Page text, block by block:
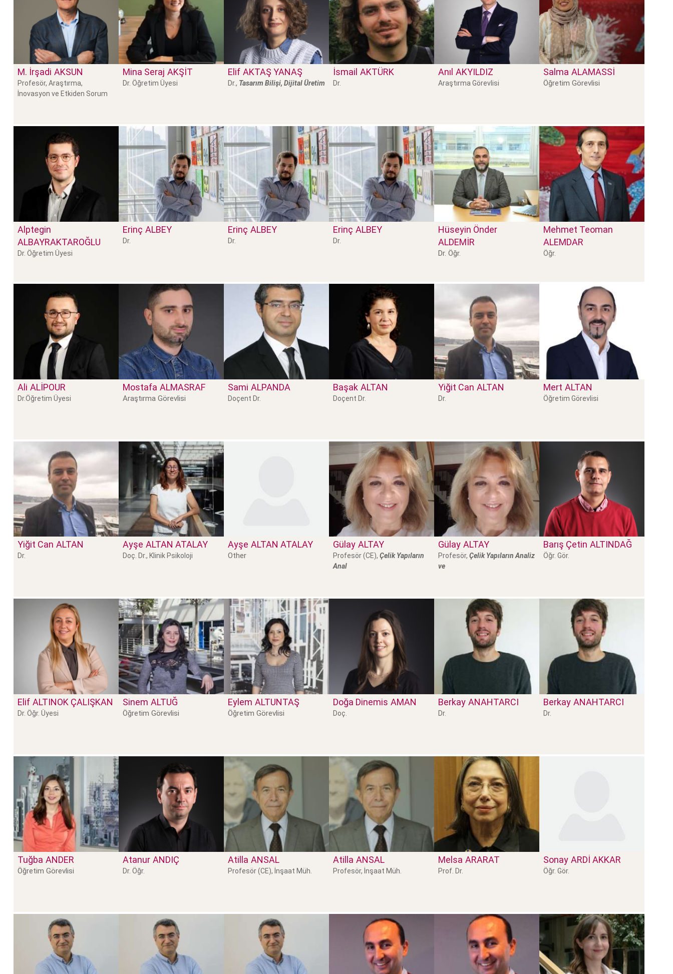
M. İrşadi AKSUN
Profesör, Araştırma,
İnovasyon ve Etkiden Sorum
Mina Seraj AKŞIT
Dr. Öğretim Üyesi
Elif AKTAŞ YANAŞ
Dr., Tasarım Bilişi, Dijital Üretim
İsmail AKTÜRK
Dr.
Anıl AKYILDIZ
Araştırma Görevlisi
Salma ALAMASSI
Öğretim Görevlisi
Alptegin
ALBAYRAKTAROĞLU
Dr. Öğretim Üyesi
Erinç ALBEY
Dr.
Erinç ALBEY
Dr.
Erinç ALBEY
Dr.
Hüseyin Önder
ALDEMİR
Dr. Öğr.
Mehmet Teoman
ALEMDAR
Öğr.
Ali ALIPOUR
Dr.Öğretim Üyesi
Mostafa ALMASRAF
Araştırma Görevlisi
Sami ALPANDA
Doçent Dr.
Başak ALTAN
Doçent Dr.
Yiğit Can ALTAN
Dr.
Mert ALTAN
Öğretim Görevlisi
Yiğit Can ALTAN
Dr.
Ayşe ALTAN ATALAY
Doç. Dr., Klinik Psikoloji
Ayşe ALTAN ATALAY
Other
Gülay ALTAY
Profesör (CE), Çelik Yapıların
Anal
Gülay ALTAY
Profesör, Çelik Yapıların Analiz
ve
Barış Çetin ALTINDAĞ
Öğr. Gör.
Elif ALTINOK ÇALIŞKAN
Dr. Öğr. Üyesi
Sinem ALTUĞ
Öğretim Görevlisi
Eylem ALTUNTAŞ
Öğretim Görevlisi
Doğa Dinemis AMAN
Doç.
Berkay ANAHTARCI
Dr.
Berkay ANAHTARCI
Dr.
Tuğba ANDER
Öğretim Görevlisi
Atanur ANDIÇ
Dr. Öğr.
Atilla ANSAL
Profesör (CE), İnşaat Müh.
Atilla ANSAL
Profesör, İnşaat Müh.
Melsa ARARAT
Prof. Dr.
Sonay ARDİ AKKAR
Öğr. Gör.